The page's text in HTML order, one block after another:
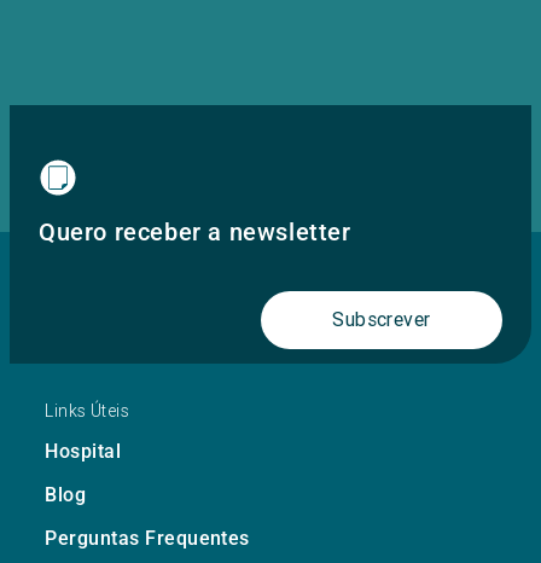
Quero receber a newsletter
Subscrever
Links Úteis
Hospital
Blog
Perguntas Frequentes